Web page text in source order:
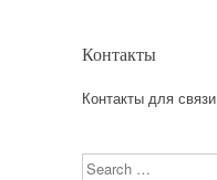
Контакты
Контакты для связи
Search